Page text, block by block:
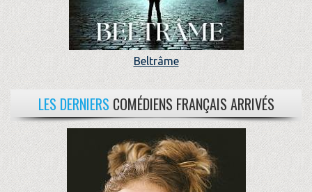
Beltrâme
LES DERNIERS COMÉDIENS FRANÇAIS ARRIVÉS